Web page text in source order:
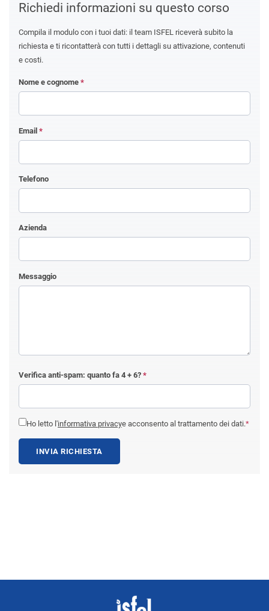
Richiedi informazioni su questo corso
Compila il modulo con i tuoi dati: il team ISFEL riceverà subito la
richiesta e ti ricontatterà con tutti i dettagli su attivazione, contenuti
e costi.
Nome e cognome *
Email *
Telefono
Azienda
Messaggio
Verifica anti-spam: quanto fa 4 + 6? *
Ho letto l'informativa privacye acconsento al trattamento dei dati.*
INVIA RICHIESTA